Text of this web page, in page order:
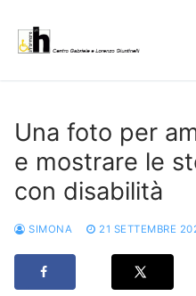
contenuto
Una foto per
e mostrare le
con disabilità
SIMONA 21 SETTEMBRE